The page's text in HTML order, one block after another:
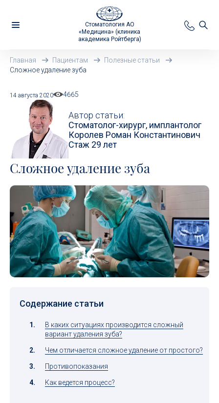
Стоматология АО
«Медицина» (клиника
академика Ройтберга)
Главная Пациентам
Полезные статьи
Сложное удаление зуба
14 августа 2020 4665
Автор статьи:
Стоматолог-хирург, имплантолог
Королев Роман Константинович
Стаж 29 лет
Сложное удаление зуба
Содержание статьи
В каких ситуациях производится сложный
вариант удаления зуба?
Чем отличается сложное удаление от простого?
Противопоказания
Как ведется процесс?